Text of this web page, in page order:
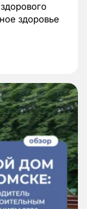
здоровье